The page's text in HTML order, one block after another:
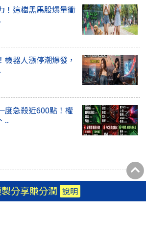
分享賺分潤 說明
！這檔黑馬股爆量衝
機器人漲停潮爆發，
度急殺近600點！權
..
安裝APP
籍出版|刊登廣告|RSS| 隱私權政策
於聚財網|加入聚財網作家